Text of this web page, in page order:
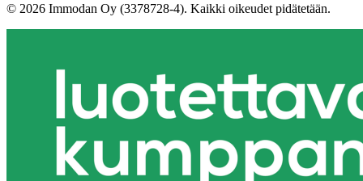
© 2026 Immodan Oy (3378728-4). Kaikki oikeudet pidätetään.